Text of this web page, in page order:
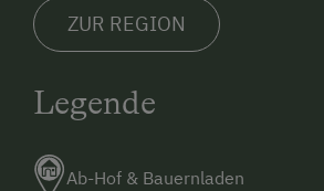
ZUR REGION
Legende
Ab-Hof & Bauernladen